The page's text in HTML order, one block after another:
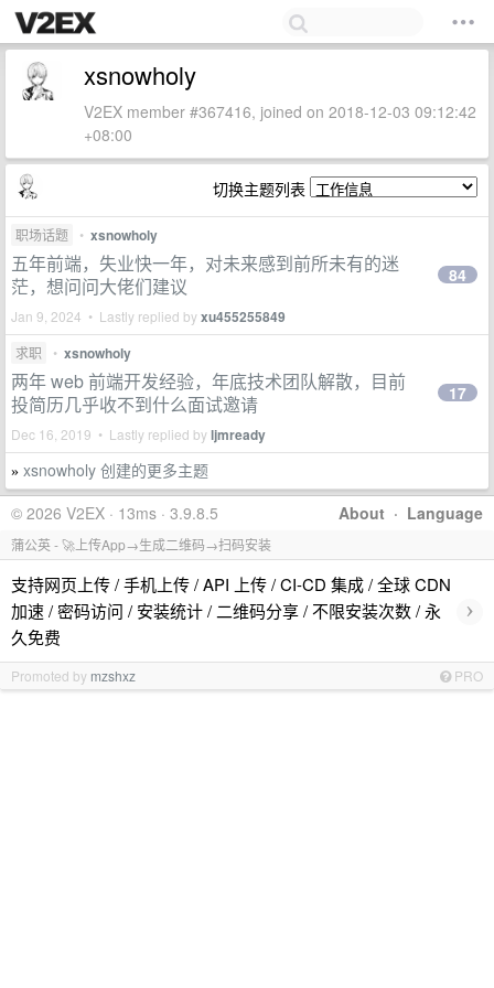
xsnowholy
V2EX member #367416, joined on 2018-12-03 09:12:42
+08:00
切换主题列表
职场话题 • xsnowholy
五年前端，失业快一年，对未来感到前所未有的迷
茫，想问问大佬们建议
Jan 9, 2024 • Lastly replied byxu455255849
84
求职 • xsnowholy
两年 web 前端开发经验，年底技术团队解散，目前
投简历几乎收不到什么面试邀请
Dec 16, 2019 • Lastly replied byljmready
17
» xsnowholy 创建的更多主题
About · Language
© 2026 V2EX · 13ms · 3.9.8.5
蒲公英 - 🚀上传App→生成二维码→扫码安装
支持网页上传 / 手机上传 / API 上传 / CI-CD 集成 / 全球 CDN
加速 / 密码访问 / 安装统计 / 二维码分享 / 不限安装次数 / 永
久免费
›
Promoted by mzshxz PRO